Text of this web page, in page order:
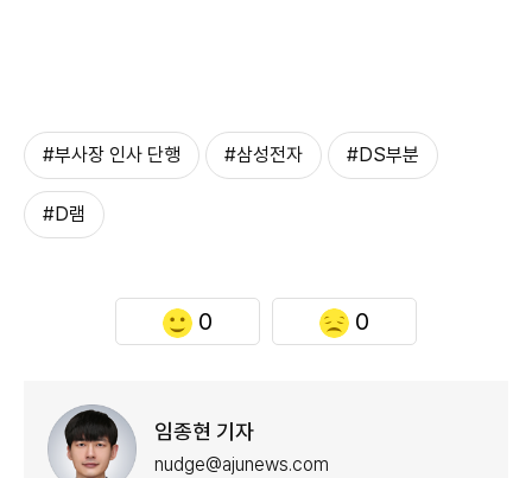
#부사장 인사 단행 #삼성전자 #DS부분
#D램
0 0
임종현 기자
nudge@ajunews.com